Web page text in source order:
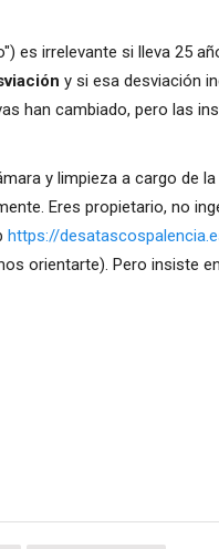
es irrelevante si lleva 25
y si esa desviación
han cambiado, pero las
y limpieza a cargo de
Eres propietario, no
https://
orientarte). Pero insiste